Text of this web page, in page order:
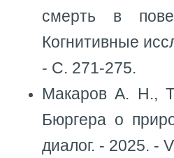
смерть в
Когнитивные
- С. 271-275.
Макаров А. Н.,
Бюргера о
диалог. - 2025. -